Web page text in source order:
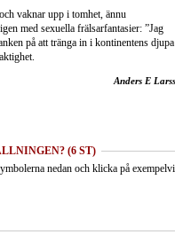
vaknar upp i tomhet, ännu
med sexuella frälsarfantasier: ”Jag
på att tränga in i kontinentens djupa
Anders E
(6 ST)
nedan och klicka på